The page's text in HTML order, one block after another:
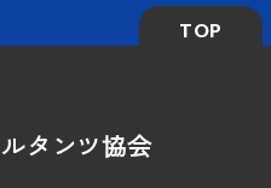
タンツ協会
TOP